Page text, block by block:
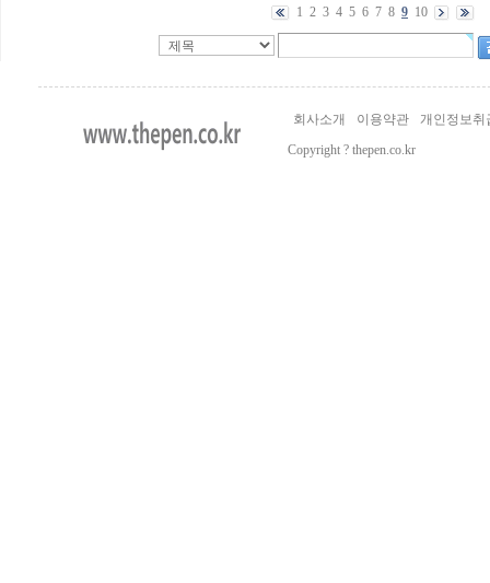
1 2 3 4 5 6 7 8 9 10
회사소개 이용약관
개인정보취
Copyright ? thepen.co.kr